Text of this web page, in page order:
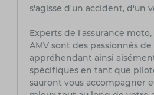
s'agisse d'un accident, d'un
Experts de l'assurance
AMV sont des passionnés
appréhendant ainsi
spécifiques en tant que
sauront vous accompagner